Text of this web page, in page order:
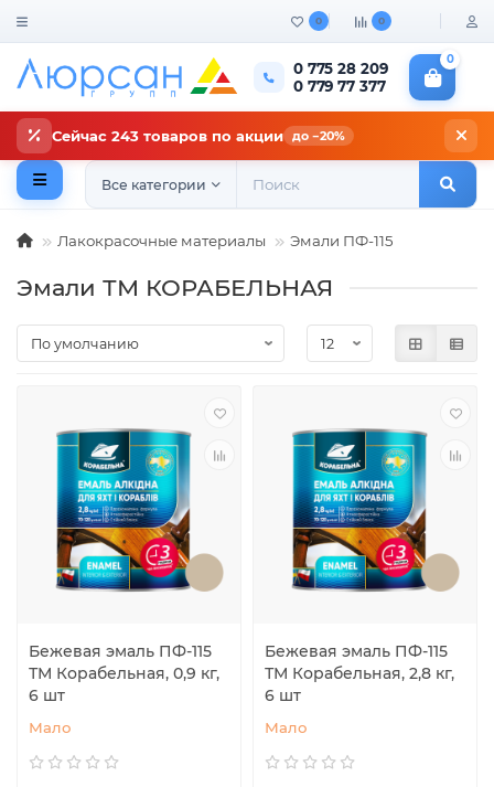
0 0
0 775 28 209
0 779 77 377
0
Сейчас 243 товаров по акции до −20%
Все категории
Лакокрасочные материалы Эмали ПФ-115
Эмали ТМ КОРАБЕЛЬНАЯ
Бежевая эмаль ПФ-115
ТМ Корабельная, 0,9 кг,
6 шт
Мало
Бежевая эмаль ПФ-115
ТМ Корабельная, 2,8 кг,
6 шт
Мало